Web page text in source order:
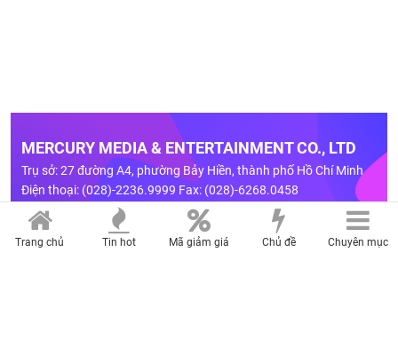
MERCURY MEDIA & ENTERTAINMENT CO., LTD
Trụ sở: 27 đường A4, phường Bảy Hiền, thành phố Hồ Chí Minh
Điện thoại: (028)-2236.9999 Fax: (028)-6268.0458
Chịu trách nhiệm nội dung: Đào Trọng Nhân
LIÊN HỆ QUẢNG CÁO
Trang chủ Tin hot Mã giảm giá Chủ đề Chuyên mục